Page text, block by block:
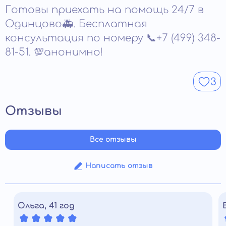
зависимости. Важно заранее обсудить все
особенности состояния, чтобы выбрать
подходящий формат работы и снизить любые
риски.
частоты употребления и общего состояния.
Воздержание необходимо для ясного
восприятия информации и полноценного
участия в сеансе. Соблюдение этого условия
помогает закрепить установку на трезвость
Готовы приехать на помощь 24/7 в
Одинцово🚑. Бесплатная
консультация по номеру 📞+7 (499) 348-
81-51. 💯анонимно!
3
Отзывы
Написать отзыв
Все отзывы
Ольга, 41 год